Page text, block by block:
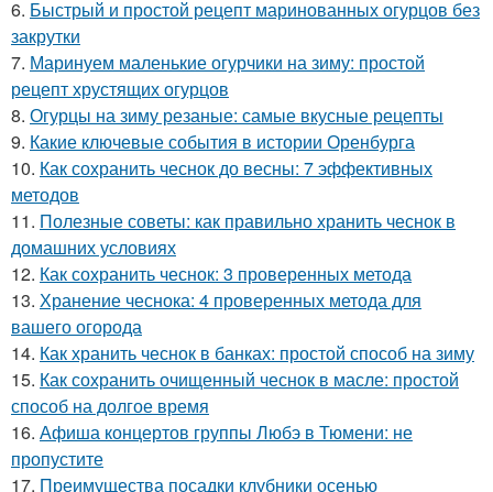
6. Быстрый и простой рецепт маринованных огурцов без
закрутки
7. Маринуем маленькие огурчики на зиму: простой
рецепт хрустящих огурцов
8. Огурцы на зиму резаные: самые вкусные рецепты
9. Какие ключевые события в истории Оренбурга
10. Как сохранить чеснок до весны: 7 эффективных
методов
11. Полезные советы: как правильно хранить чеснок в
домашних условиях
12. Как сохранить чеснок: 3 проверенных метода
13. Хранение чеснока: 4 проверенных метода для
вашего огорода
14. Как хранить чеснок в банках: простой способ на зиму
15. Как сохранить очищенный чеснок в масле: простой
способ на долгое время
16. Афиша концертов группы Любэ в Тюмени: не
пропустите
17. Преимущества посадки клубники осенью